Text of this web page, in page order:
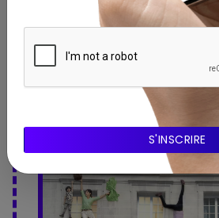
Découvrez
expositions à